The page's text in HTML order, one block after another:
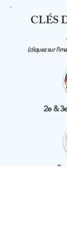
CLÉS
(cliquez sur
2e &
2e